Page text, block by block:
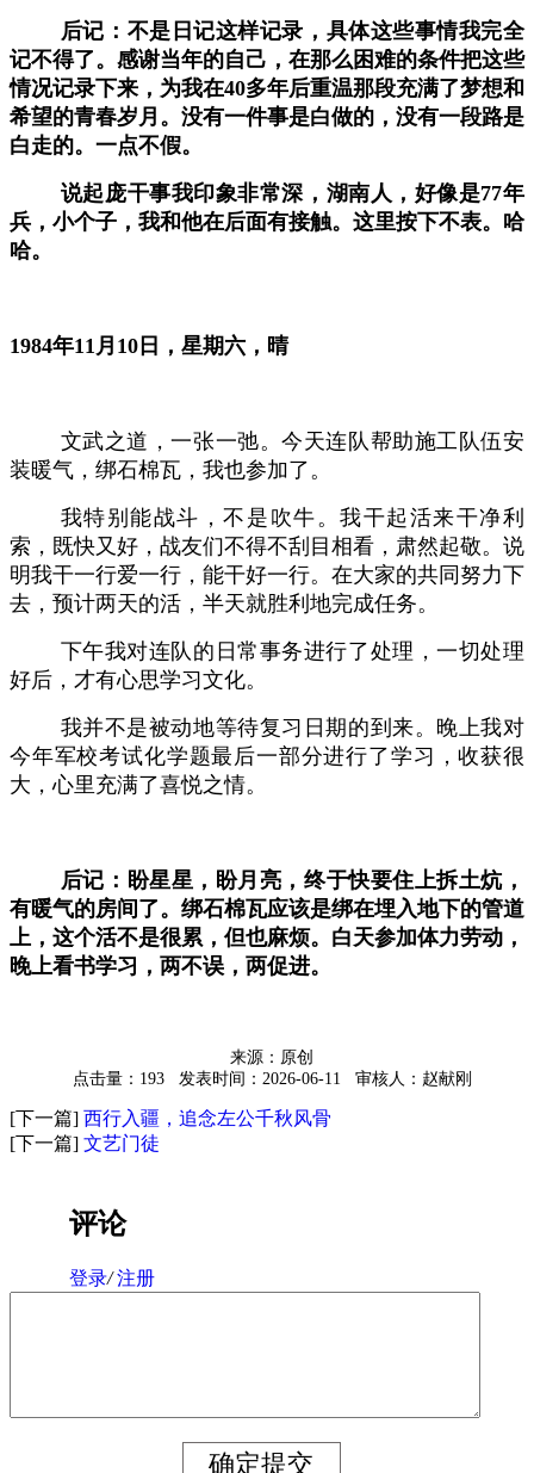
后记：不是日记这样记录，具体这些事情我完全
记不得了。感谢当年的自己，在那么困难的条件把这些
情况记录下来，为我在40多年后重温那段充满了梦想和
希望的青春岁月。没有一件事是白做的，没有一段路是
白走的。一点不假。
说起庞干事我印象非常深，湖南人，好像是77年
兵，小个子，我和他在后面有接触。这里按下不表。哈
哈。
1984年11月 10日，星期六，晴
文武之道，一张一弛。今天连队帮助施工队伍安
装暖气，绑石棉瓦，我也参加了。
我特别能战斗，不是吹牛。我干起活来干净利
索，既快又好，战友们不得不刮目相看，肃然起敬。说
明我干一行爱一行，能干好一行。在大家的共同努力下
去，预计两天的活，半天就胜利地完成任务。
下午我对连队的日常事务进行了处理，一切处理
好后，才有心思学习文化。
我并不是被动地等待复习日期的到来。晚上我对
今年军校考试化学题最后一部分进行了学习，收获很
大，心里充满了喜悦之情。
后记：盼星星，盼月亮，终于快要住上拆土炕，
有暖气的房间了。绑石棉瓦应该是绑在埋入地下的管道
上，这个活不是很累，但也麻烦。白天参加体力劳动，
晚上看书学习，两不误，两促进。
来源：原创
点击量：193
发表时间：2026-06-11 审核人：赵献刚
[下一篇] 西行入疆，追念左公千秋风骨
[下一篇] 文艺门徒
评论
登录/ 注册